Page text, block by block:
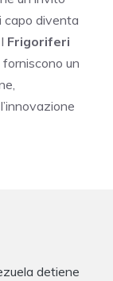
capo diventa
Frigoriferi
un
detiene